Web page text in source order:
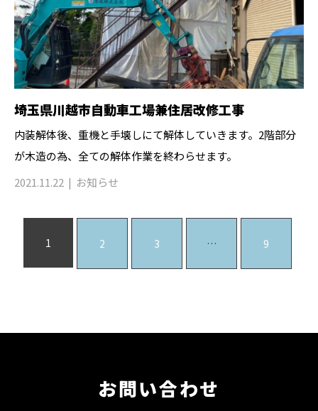
埼玉県川越市自動車工場兼住居改修工事
内装解体後、重機と手壊しにて解体していきます。2階部分
が木造の為、全ての解体作業を終わらせます。
2021.11.22
お知らせ
1 2 3 … 9
お問い合わせ